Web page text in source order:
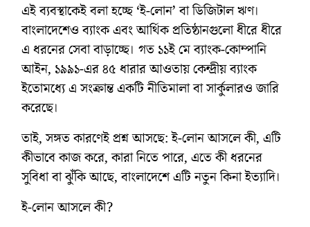
এই ব্যবস্থাকেই বলা হচ্ছে ‘ই-লোন’ বা ডিজিটাল ঋণ।
বাংলাদেশেও ব্যাংক এবং আর্থিক প্রতিষ্ঠানগুলো ধীরে ধীরে
এ ধরনের সেবা বাড়াচ্ছে। গত ১১ই মে ব্যাংক-কোম্পানি
আইন, ১৯৯১-এর ৪৫ ধারার আওতায় কেন্দ্রীয় ব্যাংক
ইতোমধ্যে এ সংক্রান্ত একটি নীতিমালা বা সার্কুলারও জারি
করেছে।
তাই, সঙ্গত কারণেই প্রশ্ন আসছে: ই-লোন আসলে কী, এটি
কীভাবে কাজ করে, কারা নিতে পারে, এতে কী ধরনের
সুবিধা বা ঝুঁকি আছে, বাংলাদেশে এটি নতুন কিনা ইত্যাদি।
ই-লোন আসলে কী?